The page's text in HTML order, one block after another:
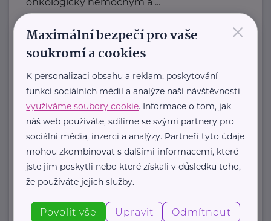
https://www.amelie-zs.cz/
+420 739 001 123
praha@amelie-zs.cz
Cosmee Vision s. r. o.
Sallie je značka lesní kosmetiky z
Karlových Varů.
Propojuje kvalitní přírodní
ingredience, blahodárné účinky ...
×
Maximální bezpečí pro vaše
soukromí a cookies
K personalizaci obsahu a reklam, poskytování
funkcí sociálních médií a analýze naší návštěvnosti
využíváme soubory cookie. Informace o tom, jak
náš web používáte, sdílíme se svými partnery pro
sociální média, inzerci a analýzy. Partneři tyto údaje
mohou zkombinovat s dalšími informacemi, které
jste jim poskytli nebo které získali v důsledku toho,
že používáte jejich služby.
Povolit vše Upravit Odmítnout